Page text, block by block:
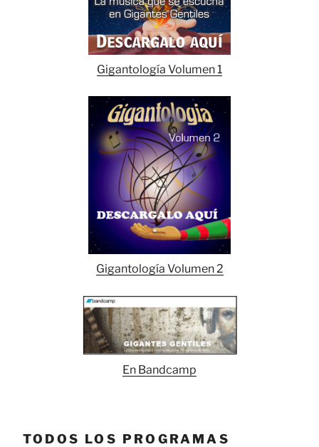
Gigantología Volumen 1
Gigantología Volumen 2
En Bandcamp
TODOS LOS PROGRAMAS